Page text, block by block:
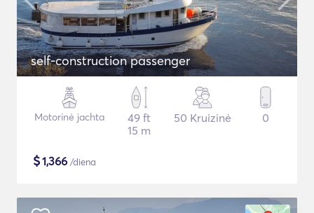
self-construction passenger
Motorinė jachta
49 ft
15 m
50 Kruizinė 0
$1,366 /diena